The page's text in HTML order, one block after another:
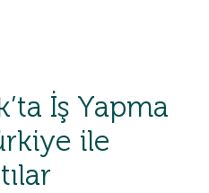
İş Yapma
ile